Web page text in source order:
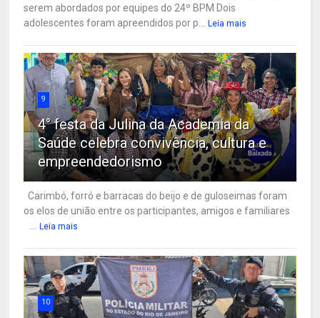
serem abordados por equipes do 24º BPM Dois
adolescentes foram apreendidos por p... Leia mais
9
4° festa da Julina da Academia da
Saúde celebra convivência, cultura e
empreendedorismo
Carimbó, forró e barracas do beijo e de guloseimas foram
os elos de união entre os participantes, amigos e familiares
... Leia mais
10